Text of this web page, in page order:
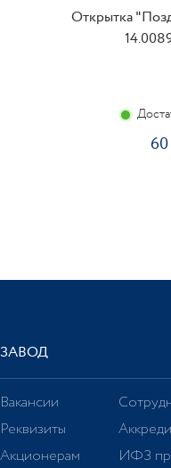
Открытка
60
ЗАВОД
Вакансии
Реквизиты
Акционерам
ИФЗ